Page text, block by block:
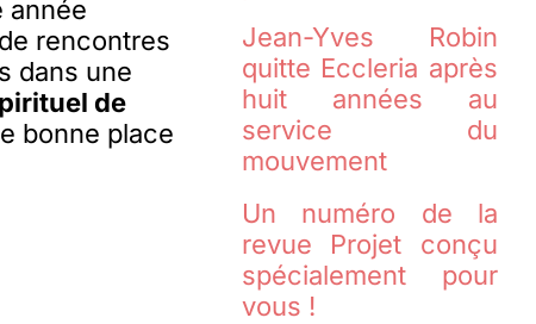
année
rencontres
dans une
de
bonne place
Jean-Yves Robin
quitte Eccleria après
huit années au
service du
mouvement
Un numéro de la
revue Projet conçu
spécialement pour
vous !